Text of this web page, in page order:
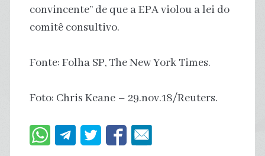
convincente” de que a EPA violou a lei do
comitê consultivo.
Fonte: Folha SP, The New York Times.
Foto: Chris Keane – 29.nov.18/Reuters.